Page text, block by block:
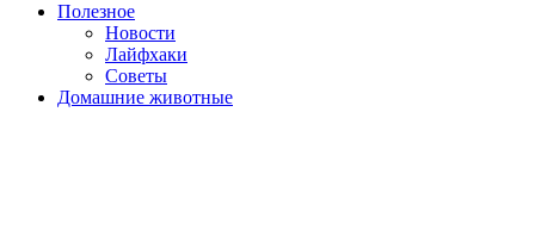
Полезное
Новости
Лайфхаки
Советы
Домашние животные